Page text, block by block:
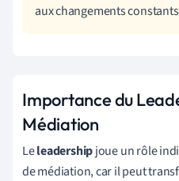
aux changements
Importance du
Médiation
Leleadershipjoue un rôle
de médiation, car il peut